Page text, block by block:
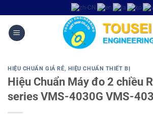
HIỆU CHUẨN GIÁ RẺ, HIỆU CHUẨN THIẾT BỊ
Hiệu Chuẩn Máy đo 2 chiều
series VMS-4030G VMS-